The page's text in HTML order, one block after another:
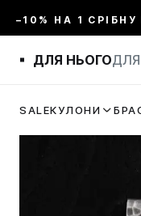
–10% НА 1
ДЛЯ НЬОГОДЛЯ
SALEКУЛОНИ